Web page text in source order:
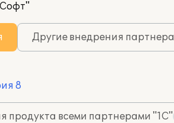
Другие внедрения партнера
8
продукта всеми партнерами "1С"